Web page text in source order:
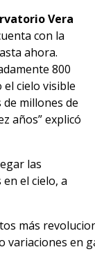
Vera
con la
ahora.
800
el cielo visible
millones de
años” explicó
las
el cielo, a
más
en